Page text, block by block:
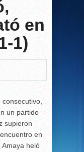
en
1)
un partido
supieron
en
Amaya heló